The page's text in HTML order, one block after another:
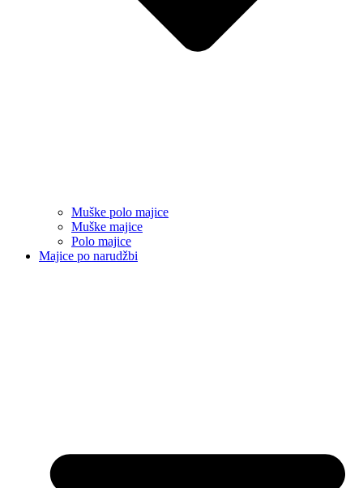
Muške polo majice
Muške majice
Polo majice
Majice po narudžbi